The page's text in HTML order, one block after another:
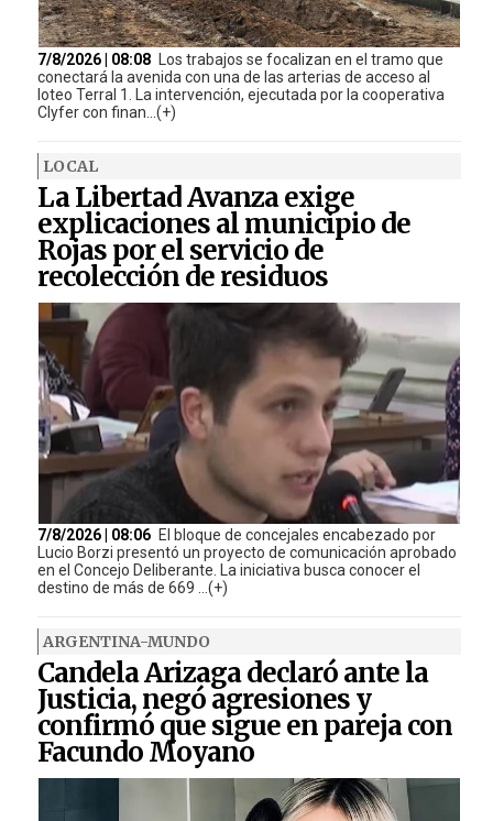
7/8/2026 | 08:08
Los trabajos se focalizan en el tramo que
conectará la avenida con una de las arterias de acceso al
loteo Terral 1. La intervención, ejecutada por la cooperativa
Clyfer con finan...(+)
LOCAL
La Libertad Avanza exige
explicaciones al municipio de
Rojas por el servicio de
recolección de residuos
7/8/2026 | 08:06 El bloque de concejales encabezado por
Lucio Borzi presentó un proyecto de comunicación aprobado
en el Concejo Deliberante. La iniciativa busca conocer el
destino de más de 669 ...(+)
ARGENTINA-MUNDO
Candela Arizaga declaró ante la
Justicia, negó agresiones y
confirmó que sigue en pareja con
Facundo Moyano